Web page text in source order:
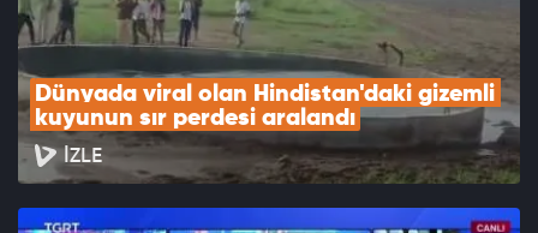
Dünyada viral olan Hindistan'daki gizemli
kuyunun sır perdesi aralandı
İZLE